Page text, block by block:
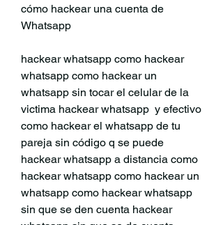
cómo hackear una cuenta de
Whatsapp
hackear whatsapp como hackear
whatsapp como hackear un
whatsapp sin tocar el celular de la
victima hackear whatsapp  y efectivo
como hackear el whatsapp de tu
pareja sin código q se puede
hackear whatsapp a distancia como
hackear whatsapp como hackear un
whatsapp como hackear whatsapp
sin que se den cuenta hackear